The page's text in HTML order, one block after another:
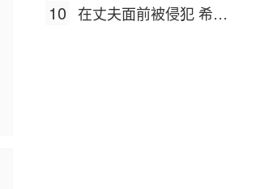
10 在丈夫面前被侵犯 希岛